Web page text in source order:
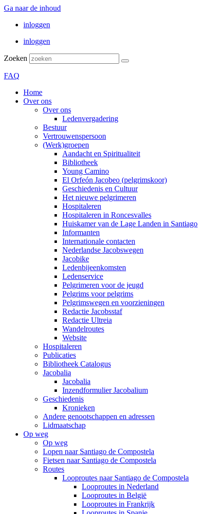
Ga naar de inhoud
inloggen
inloggen
Zoeken
FAQ
Home
Over ons
Over ons
Ledenvergadering
Bestuur
Vertrouwenspersoon
(Werk)groepen
Aandacht en Spiritualiteit
Bibliotheek
Young Camino
El Orfeón Jacobeo (pelgrimskoor)
Geschiedenis en Cultuur
Het nieuwe pelgrimeren
Hospitaleren
Hospitaleren in Roncesvalles
Huiskamer van de Lage Landen in Santiago
Informanten
Internationale contacten
Nederlandse Jacobswegen
Jacobike
Ledenbijeenkomsten
Ledenservice
Pelgrimeren voor de jeugd
Pelgrims voor pelgrims
Pelgrimswegen en voorzieningen
Redactie Jacobsstaf
Redactie Ultreia
Wandelroutes
Website
Hospitaleren
Publicaties
Bibliotheek Catalogus
Jacobalia
Jacobalia
Inzendformulier Jacobalium
Geschiedenis
Kronieken
Andere genootschappen en adressen
Lidmaatschap
Op weg
Op weg
Lopen naar Santiago de Compostela
Fietsen naar Santiago de Compostela
Routes
Looproutes naar Santiago de Compostela
Looproutes in Nederland
Looproutes in België
Looproutes in Frankrijk